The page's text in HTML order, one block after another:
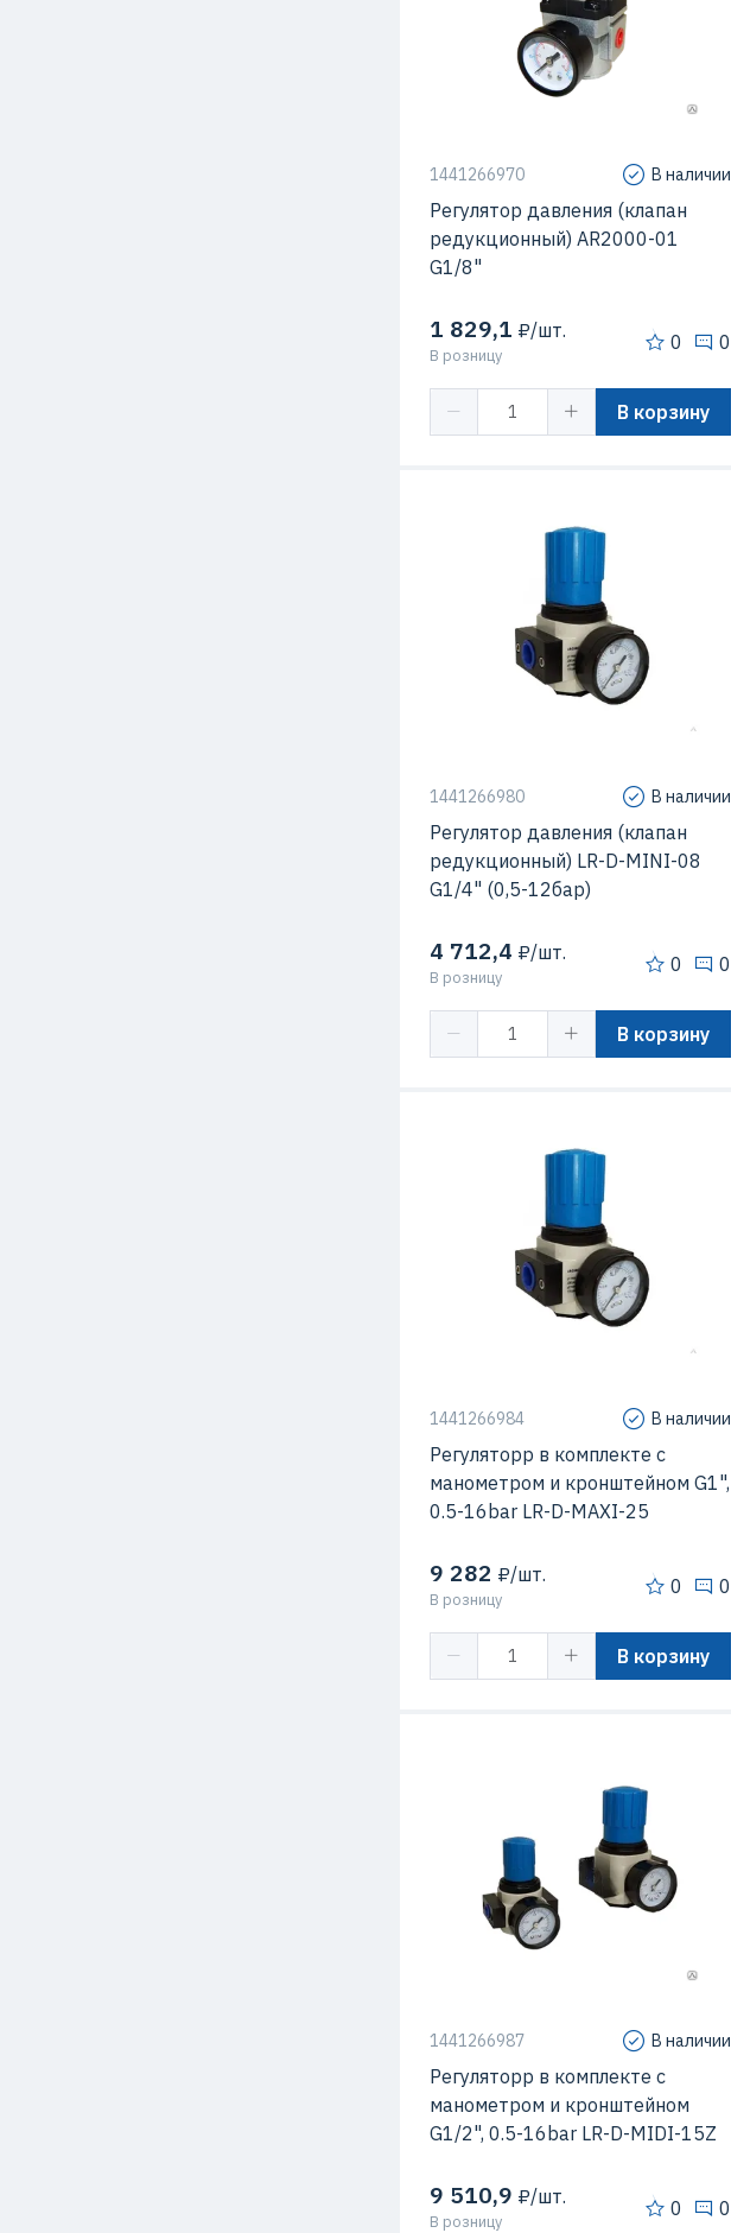
1441266970 В наличии
Регулятор давления (клапан
редукционный) AR2000-01
G1/8"
1 829,1 ₽/шт.
В розницу
0 0
В корзину
1441266980 В наличии
Регулятор давления (клапан
редукционный) LR-D-MINI-08
G1/4" (0,5-12бар)
4 712,4 ₽/шт.
В розницу
0 0
В корзину
1441266984 В наличии
Регуляторр в комплекте с
манометром и кронштейном G1",
0.5-16bar LR-D-MAXI-25
9 282 ₽/шт.
В розницу
0 0
В корзину
1441266987 В наличии
Регуляторр в комплекте с
манометром и кронштейном
G1/2", 0.5-16bar LR-D-MIDI-15Z
9 510,9 ₽/шт.
В розницу
0 0